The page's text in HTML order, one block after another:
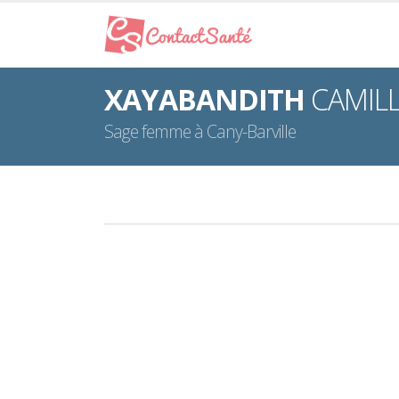
XAYABANDITH
Sage femme à Cany-Barville